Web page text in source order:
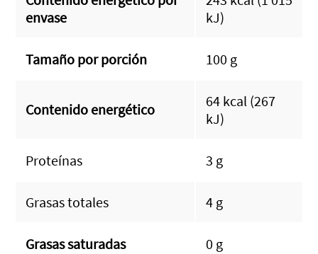
envase
kJ)
Tamaño por porción 100 g
Contenido energético
64 kcal (267
kJ)
Proteínas 3 g
Grasas totales 4 g
Grasas saturadas 0 g